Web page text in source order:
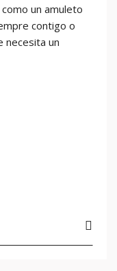
un amuleto
contigo o
necesita un